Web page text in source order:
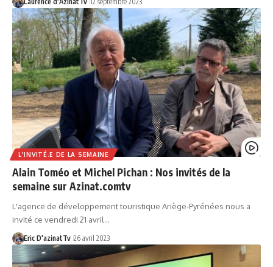
L'INVITÉ.E DE LA SEMAINE
Alain Toméo et Michel Pichan : Nos invités de la
semaine sur Azinat.comtv
L'agence de développement touristique Ariège-Pyrénées nous a
invité ce vendredi 21 avril…
Eric D'azinatTv 26 avril 2023